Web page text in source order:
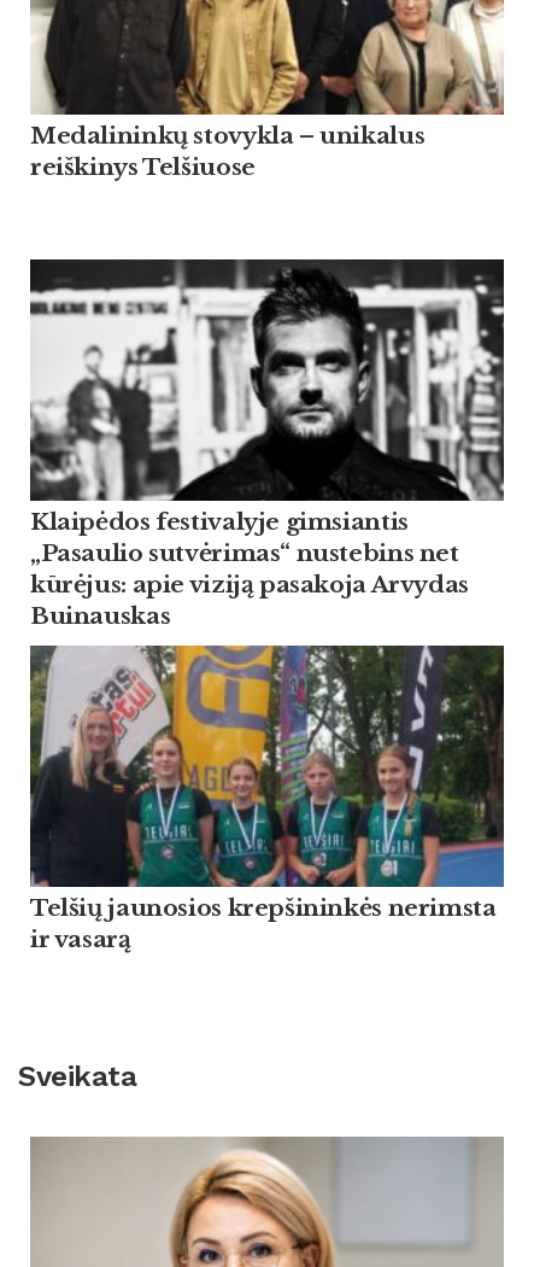
Medalininkų stovykla – unikalus
reiškinys Telšiuose
Klaipėdos festivalyje gimsiantis
„Pasaulio sutvėrimas“ nustebins net
kūrėjus: apie viziją pasakoja Arvydas
Buinauskas
Tel­šių jau­no­sios krep­ši­ninkės ne­rims­ta
ir va­sarą
Sveikata